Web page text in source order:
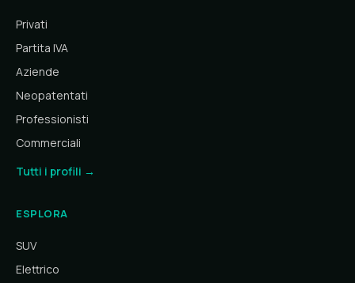
Privati
Partita IVA
Aziende
Neopatentati
Professionisti
Commerciali
Tutti i profili →
ESPLORA
SUV
Elettrico